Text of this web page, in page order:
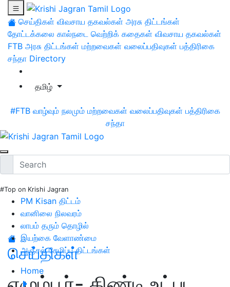
செய்திகள் விவசாய தகவல்கள் அரசு திட்டங்கள்
தோட்டக்கலை கால்நடை வெற்றிக் கதைகள் விவசாய தகவல்கள்
FTB அரசு திட்டங்கள் மற்றவைகள் வலைப்பதிவுகள் பத்திரிகை
சந்தா Directory
தமிழ்
#FTB வாழ்வும் நலமும் மற்றவைகள் வலைப்பதிவுகள் பத்திரிகை
சந்தா
#Top on Krishi Jagran
PM Kisan திட்டம்
வானிலை நிலவரம்
லாபம் தரும் தொழில்
இயற்கை வேளாண்மை
அஞ்சல் சேமிப்பு திட்டங்கள்
Home
செய்திகள்